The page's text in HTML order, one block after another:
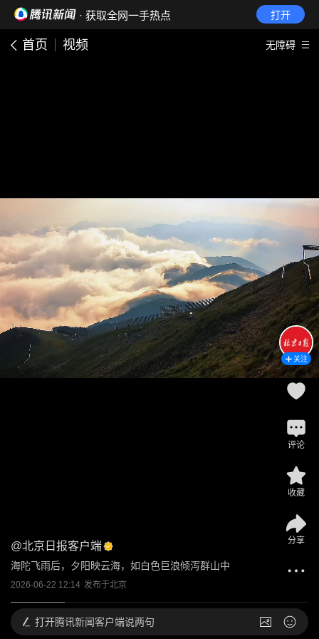
· 获取全网一手热点 打开
首页 视频 无障碍
@北京日报客户端
海陀飞雨后，夕阳映云海，如白色巨浪倾泻群山中
2026-06-22 12:14 发布于北京
关注
评论
收藏
分享
打开腾讯新闻客户端说两句